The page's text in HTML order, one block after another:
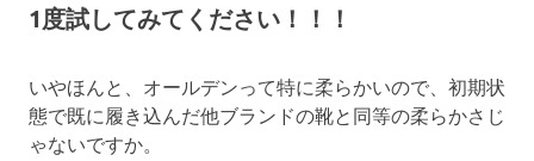
1度試してみてください！！！
いやほんと、オールデンって特に柔らかいので、初期状
態で既に履き込んだ他ブランドの靴と同等の柔らかさじ
ゃないですか。